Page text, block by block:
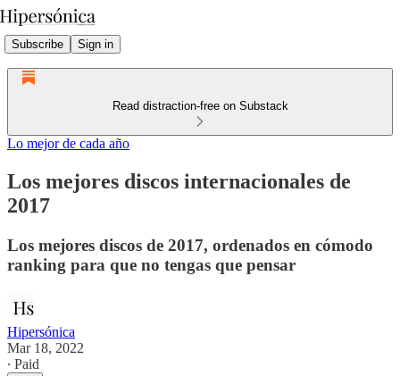
Subscribe Sign in
Read distraction-free on Substack
Lo mejor de cada año
Los mejores discos internacionales de
2017
Los mejores discos de 2017, ordenados en cómodo
ranking para que no tengas que pensar
Hipersónica
Mar 18, 2022
∙ Paid